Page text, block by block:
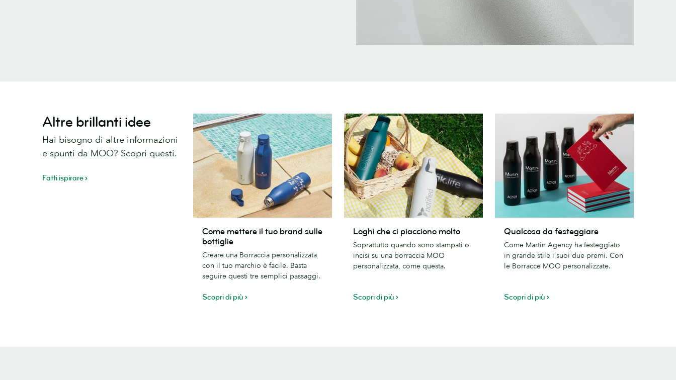
Altre brillanti idee
Hai bisogno di altre informazioni
e spunti da MOO? Scopri questi.
Fatti ispirare
mettere
tuo
brand
bottiglie
Come mettere il tuo brand sulle
bottiglie
Creare una Borraccia personalizzata
con il tuo marchio è facile. Basta
seguire questi tre semplici passaggi.
Scopri di più
che
piacciono
molto
Loghi che ci piacciono molto
Soprattutto quando sono stampati o
incisi su una borraccia MOO
personalizzata, come questa.
Scopri di più
festeggiare
Qualcosa da festeggiare
Come Martin Agency ha festeggiato
in grande stile i suoi due premi. Con
le Borracce MOO personalizzate.
Scopri di più